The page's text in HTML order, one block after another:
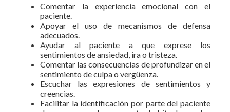
Comentar la experiencia emocional con el
paciente.
Apoyar el uso de mecanismos de defensa
adecuados.
Ayudar al paciente a que exprese los
sentimientos de ansiedad, ira o tristeza.
Comentar las consecuencias de profundizar en el
sentimiento de culpa o vergüenza.
Escuchar las expresiones de sentimientos y
creencias.
Facilitar la identificación por parte del paciente